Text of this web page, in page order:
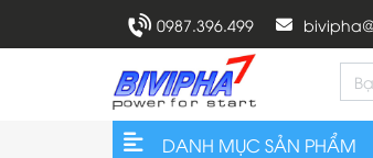
0987.396.499
DANH MỤC SẢN PHẨM